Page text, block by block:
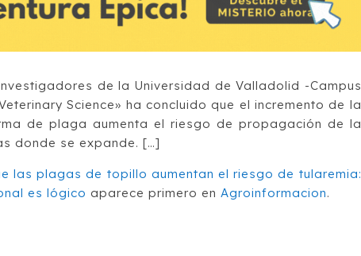
de la Universidad de Valladolid -Campus
Science» ha concluido que el incremento de la
de plaga aumenta el riesgo de propagación de la
donde se expande. […]
las plagas de topillo aumentan el riesgo de tularemia:
es lógico aparece primero en Agroinformacion.